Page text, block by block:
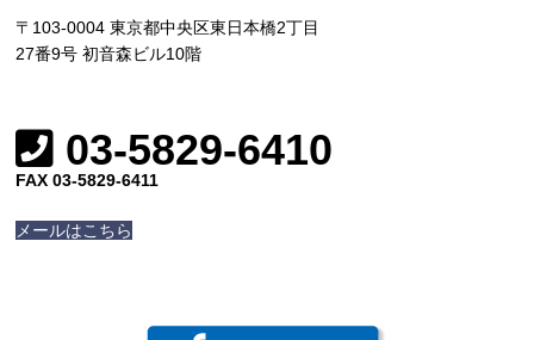
〒103-0004 東京都中央区東日本橋2丁目
27番9号 初音森ビル10階
03-5829-6410
FAX 03-5829-6411
メールはこちら